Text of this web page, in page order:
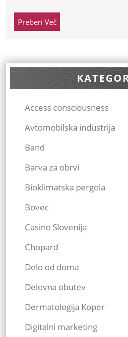
Preberi VečPreberi
Več
Access consciousness
Avtomobilska industrija
Band
Barva za obrvi
Bioklimatska pergola
Bovec
Casino Slovenija
Chopard
Delo od doma
Delovna obutev
Dermatologija Koper
Digitalni marketing